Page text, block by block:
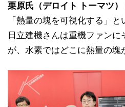
栗原氏（デロイト トーマツ）
「熱量の塊を可視化する」と
日立建機さんは重機ファン
が、水素ではどこに熱量の塊